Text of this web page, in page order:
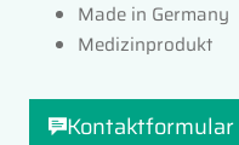
Made in Germany
Medizinprodukt
Kontaktformular